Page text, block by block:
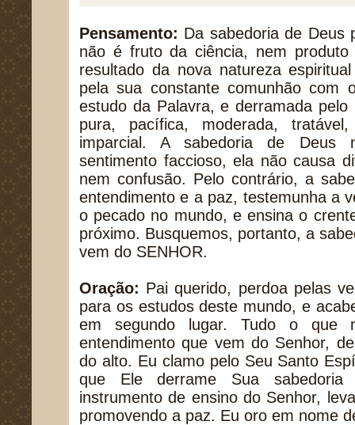
Pensamento: Da sabedoria de Deus
não é fruto da ciência, nem
resultado da nova natureza
pela sua constante comunhão com
estudo da Palavra, e derramada
pura, pacífica, moderada,
imparcial. A sabedoria de Deus
sentimento faccioso, ela não causa
nem confusão. Pelo contrário, a
entendimento e a paz, testemunha a
o pecado no mundo, e ensina o
próximo. Busquemos, portanto, a
vem do SENHOR.
Oração: Pai querido, perdoa pelas
para os estudos deste mundo, e
em segundo lugar. Tudo o que
entendimento que vem do Senhor,
do alto. Eu clamo pelo Seu Santo
que Ele derrame Sua
instrumento de ensino do Senhor,
promovendo a paz. Eu oro em nome